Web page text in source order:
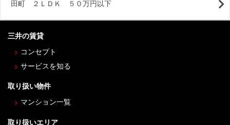
田町 ２ＬＤＫ ５０万円以下
三井の賃貸
コンセプト
サービスを知る
取り扱い物件
マンション一覧
取り扱いエリア